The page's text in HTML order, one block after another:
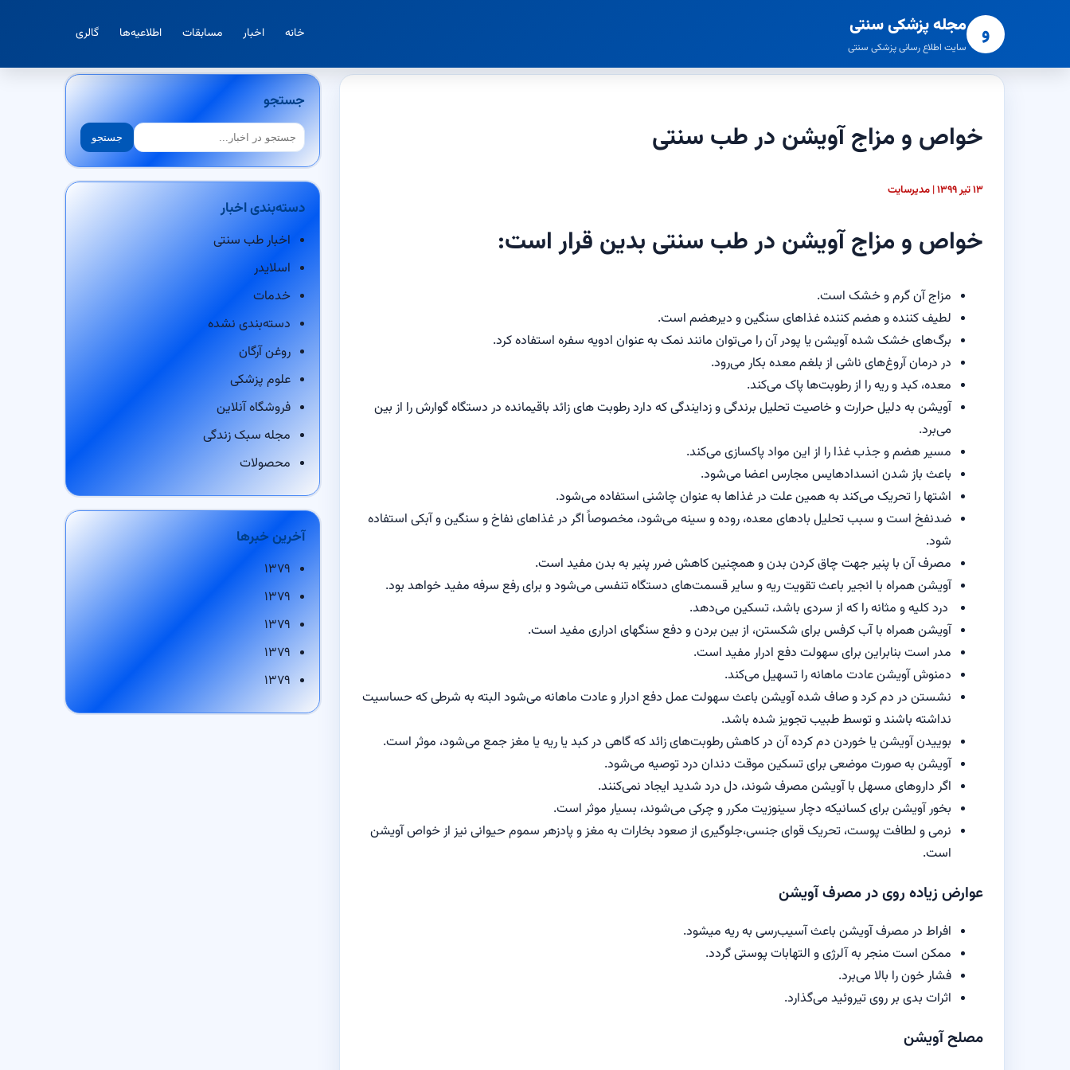
و مجله پزشکی سنتی
سایت اطلاع رسانی پزشکی سنتی
خانه اخبار مسابقات اطلاعیه‌ها گالری
خواص و مزاج آویشن در طب سنتی
۱۳ تیر ۱۳۹۹ | مدیرسایت
خواص و مزاج آویشن در طب سنتی بدین قرار است:
مزاج آن گرم و خشک است.
لطیف کننده و هضم کننده غذاهای سنگین و دیرهضم است.
برگ‌های خشک شده آویشن یا پودر آن را می‌توان مانند نمک به عنوان ادویه سفره استفاده کرد.
در درمان آروغ‌های ناشی از بلغم معده بکار می‌رود.
معده، کبد و ریه را از رطوبت‌ها پاک می‌کند.
آویشن به دلیل حرارت و خاصیت تحلیل برندگی و زدایندگی که دارد رطوبت های زائد باقیمانده در دستگاه گوارش را از بین
می‌برد.
مسیر هضم و جذب غذا را از این مواد پاکسازی می‌کند.
باعث باز شدن انسدادهایس مجارس اعضا می‌شود.
اشتها را تحریک می‌کند به همین علت در غذاها به عنوان چاشنی استفاده می‌شود.
ضدنفخ است و سبب تحلیل بادهای معده، روده و سینه می‌شود، مخصوصاً اگر در غذاهای نفاخ و سنگین و آبکی استفاده
شود.
مصرف آن با پنیر جهت چاق کردن بدن و همچنین کاهش ضرر پنیر به بدن مفید است.
آویشن همراه با انجیر باعث تقویت ریه و سایر قسمت‌های دستگاه تنفسی می‌شود و برای رفع سرفه مفید خواهد بود.
درد کلیه و مثانه را که از سردی باشد، تسکین می‌دهد.
آویشن همراه با آب کرفس برای شکستن، از بین بردن و دفع سنگ‎های ادراری مفید است.
مدر است بنابراین برای سهولت دفع ادرار مفید است.
دمنوش آویشن عادت ماهانه را تسهیل می‌کند.
نشستن در دم کرد و صاف شده آویشن باعث سهولت عمل دفع ادرار و عادت ماهانه می‌شود البته به شرطی که حساسیت
نداشته باشند و توسط طبیب تجویز شده باشد.
بوییدن آویشن یا خوردن دم کرده آن در کاهش رطوبت‌های زائد که گاهی در کبد یا ریه یا مغز جمع می‌شود، موثر است.
آویشن به صورت موضعی برای تسکین موقت دندان درد توصیه می‌شود.
اگر داروهای مسهل با آویشن مصرف شوند، دل درد شدید ایجاد نمی‌کنند.
بخور آویشن برای کسانیکه دچار سینوزیت مکرر و چرکی می‌شوند، بسیار موثر است.
نرمی و لطافت پوست، تحریک قوای جنسی،جلوگیری از صعود بخارات به مغز و پادزهر سموم حیوانی نیز از خواص آویشن
است.
عوارض زیاده روی در مصرف آویشن
افراط در مصرف آویشن باعث آسیب‌رسی به ریه می‎شود.
ممکن است منجر به آلرژی و التهابات پوستی گردد.
فشار خون را بالا می‌برد.
اثرات بدی بر روی تیروئید می‌گذارد.
مصلح آویشن
جستجو
جستجو جستجو
دسته‌بندی اخبار
اخبار طب سنتی
اسلایدر
خدمات
دسته‌بندی نشده
روغن آرگان
علوم پزشکی
فروشگاه آنلاین
مجله سبک زندگی
محصولات
آخرین خبرها
۱۳۷۹
۱۳۷۹
۱۳۷۹
۱۳۷۹
۱۳۷۹